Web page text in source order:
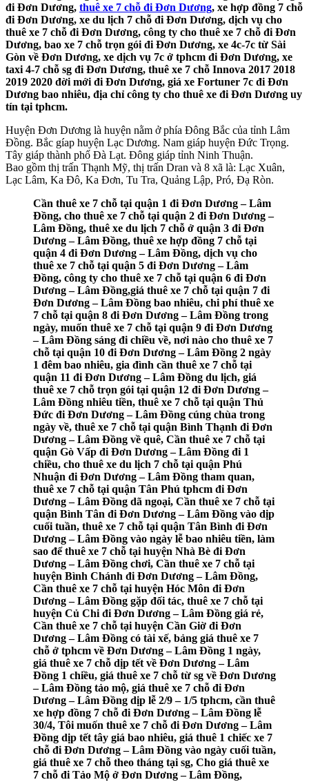
đi Đơn Dương, thuê xe 7 chỗ đi Đơn Dương, xe hợp đồng 7 chỗ
đi Đơn Dương, xe du lịch 7 chỗ đi Đơn Dương, dịch vụ cho
thuê xe 7 chỗ đi Đơn Dương, công ty cho thuê xe 7 chỗ đi Đơn
Dương, bao xe 7 chỗ trọn gói đi Đơn Dương, xe 4c-7c từ Sài
Gòn về Đơn Dương, xe dịch vụ 7c ở tphcm đi Đơn Dương, xe
taxi 4-7 chỗ sg đi Đơn Dương, thuê xe 7 chỗ Innova 2017 2018
2019 2020 đời mới đi Đơn Dương, giá xe Fortuner 7c đi Đơn
Dương bao nhiêu, địa chỉ công ty cho thuê xe đi Đơn Dương uy
tín tại tphcm.
Huyện Đơn Dương là huyện nằm ở phía Đông Bắc của tỉnh Lâm
Đồng. Bắc gíap huyện Lạc Dương. Nam giáp huyện Đức Trọng.
Tây giáp thành phố Đà Lạt. Đông giáp tỉnh Ninh Thuận.
Bao gồm thị trấn Thạnh Mỹ, thị trấn Dran và 8 xã là: Lạc Xuân,
Lạc Lâm, Ka Đô, Ka Đơn, Tu Tra, Quảng Lập, Pró, Đạ Ròn.
Cần thuê xe 7 chỗ tại quận 1 đi Đơn Dương – Lâm
Đồng, cho thuê xe 7 chỗ tại quận 2 đi Đơn Dương –
Lâm Đồng, thuê xe du lịch 7 chỗ ở quận 3 đi Đơn
Dương – Lâm Đồng, thuê xe hợp đồng 7 chỗ tại
quận 4 đi Đơn Dương – Lâm Đồng, dịch vụ cho
thuê xe 7 chỗ tại quận 5 đi Đơn Dương – Lâm
Đồng, công ty cho thuê xe 7 chỗ tại quận 6 đi Đơn
Dương – Lâm Đồng,giá thuê xe 7 chỗ tại quận 7 đi
Đơn Dương – Lâm Đồng bao nhiêu, chi phí thuê xe
7 chỗ tại quận 8 đi Đơn Dương – Lâm Đồng trong
ngày, muốn thuê xe 7 chỗ tại quận 9 đi Đơn Dương
– Lâm Đồng sáng đi chiều về, nơi nào cho thuê xe 7
chỗ tại quận 10 đi Đơn Dương – Lâm Đồng 2 ngày
1 đêm bao nhiêu, gia đình cần thuê xe 7 chỗ tại
quận 11 đi Đơn Dương – Lâm Đồng du lịch, giá
thuê xe 7 chỗ trọn gói tại quận 12 đi Đơn Dương –
Lâm Đồng nhiêu tiền, thuê xe 7 chỗ tại quận Thủ
Đức đi Đơn Dương – Lâm Đồng cúng chùa trong
ngày về, thuê xe 7 chỗ tại quận Bình Thạnh đi Đơn
Dương – Lâm Đồng về quê, Cần thuê xe 7 chỗ tại
quận Gò Vấp đi Đơn Dương – Lâm Đồng đi 1
chiều, cho thuê xe du lịch 7 chỗ tại quận Phú
Nhuận đi Đơn Dương – Lâm Đồng tham quan,
thuê xe 7 chỗ tại quận Tân Phú tphcm đi Đơn
Dương – Lâm Đồng dã ngoại, Cần thuê xe 7 chỗ tại
quận Bình Tân đi Đơn Dương – Lâm Đồng vào dịp
cuối tuần, thuê xe 7 chỗ tại quận Tân Bình đi Đơn
Dương – Lâm Đồng vào ngày lễ bao nhiêu tiền, làm
sao để thuê xe 7 chỗ tại huyện Nhà Bè đi Đơn
Dương – Lâm Đồng chơi, Cần thuê xe 7 chỗ tại
huyện Bình Chánh đi Đơn Dương – Lâm Đồng,
Cần thuê xe 7 chỗ tại huyện Hóc Môn đi Đơn
Dương – Lâm Đồng gặp đối tác, thuê xe 7 chỗ tại
huyện Củ Chi đi Đơn Dương – Lâm Đồng giá rẻ,
Cần thuê xe 7 chỗ tại huyện Cần Giờ đi Đơn
Dương – Lâm Đồng có tài xế, bảng giá thuê xe 7
chỗ ở tphcm về Đơn Dương – Lâm Đồng 1 ngày,
giá thuê xe 7 chỗ dịp tết về Đơn Dương – Lâm
Đồng 1 chiều, giá thuê xe 7 chỗ từ sg về Đơn Dương
– Lâm Đồng tảo mộ, giá thuê xe 7 chỗ đi Đơn
Dương – Lâm Đồng dịp lễ 2/9 – 1/5 tphcm, cần thuê
xe hợp đồng 7 chỗ đi Đơn Dương – Lâm Đồng lễ
30/4, Tôi muốn thuê xe 7 chỗ đi Đơn Dương – Lâm
Đồng dịp tết tây giá bao nhiêu, giá thuê 1 chiếc xe 7
chỗ đi Đơn Dương – Lâm Đồng vào ngày cuối tuần,
giá thuê xe 7 chỗ theo tháng tại sg, Cho giá thuê xe
7 chỗ đi Tảo Mộ ở Đơn Dương – Lâm Đồng,